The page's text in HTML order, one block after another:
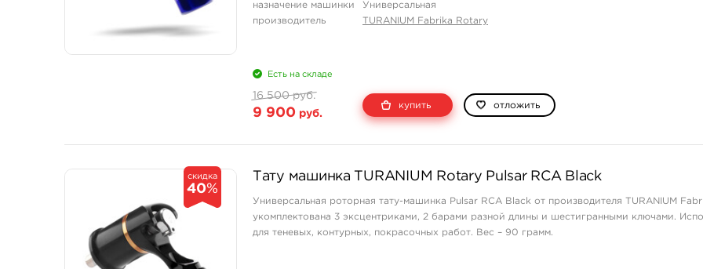
назначение машинки
Универсальная
производитель
TURANIUM Fabrika Rotary
Есть на складе
16 500 руб.
9 900 руб.
купить отложить
скидка
40%
Тату машинка TURANIUM Rotary Pulsar RCA Black
Универсальная роторная тату-машинка Pulsar RCA Black от производителя TURANIUM
укомплектована 3 эксцентриками, 2 барами разной длины и шестигранными ключами.
для теневых, контурных, покрасочных работ. Вес – 90 грамм.